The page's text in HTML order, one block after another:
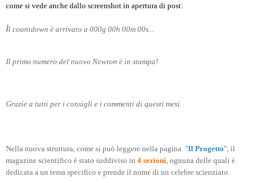
come si vede anche dallo screenshot in apertura di post:
Il countdown è arrivato a 000g 00h 00m 00s...
Il primo numero del nuovo Newton è in stampa!
Grazie a tutti per i consigli e i commenti di questi mesi.
Nella nuova struttura, come si può leggere nella pagina "Il Progetto", il
magazine scientifico è stato suddiviso in 4 sezioni , ognuna delle quali è
dedicata a un tema specifico e prende il nome di un celebre scienziato.